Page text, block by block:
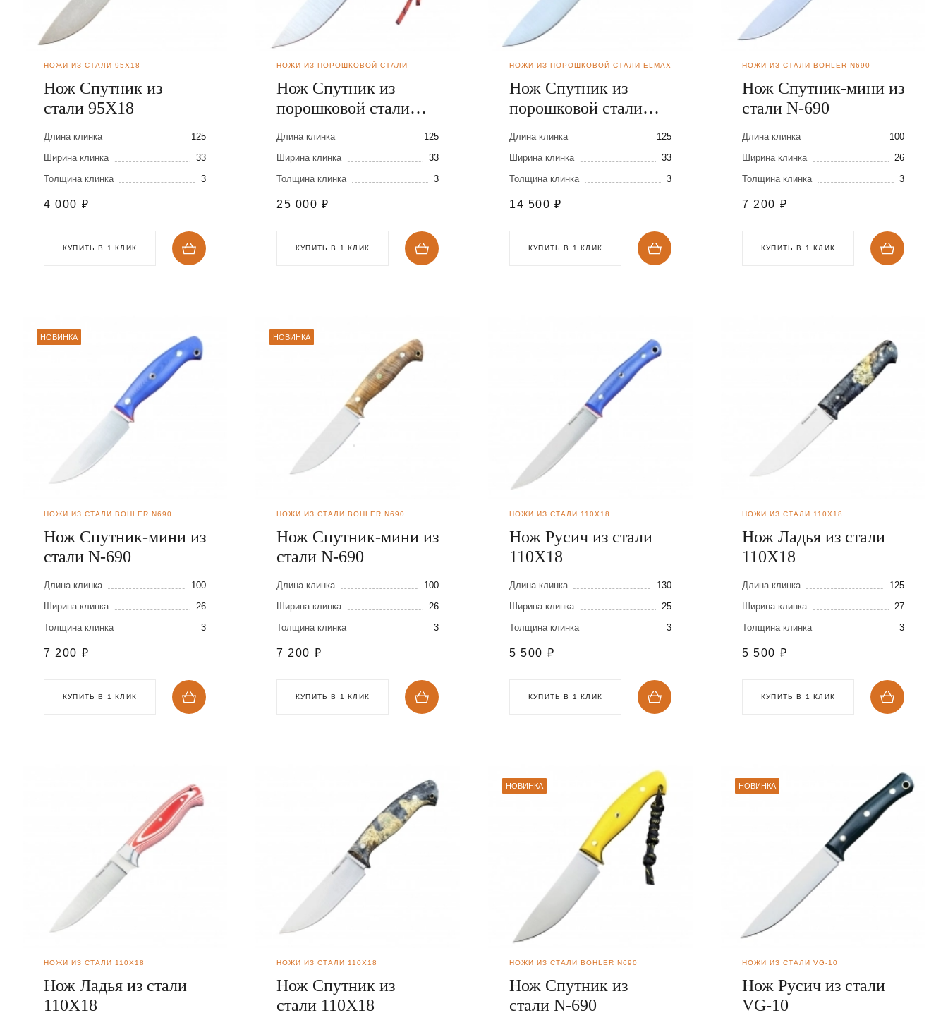
НОЖИ ИЗ СТАЛИ 95Х18
Нож Спутник из
стали 95Х18
Длина клинка
125
Ширина клинка
33
Толщина клинка
3
4 000 ₽
КУПИТЬ В 1 КЛИК
НОЖИ ИЗ ПОРОШКОВОЙ СТАЛИ
Нож Спутник из
порошковой стали
CPM MagnaCut
Длина клинка
125
Ширина клинка
33
Толщина клинка
3
25 000 ₽
КУПИТЬ В 1 КЛИК
НОЖИ ИЗ ПОРОШКОВОЙ СТАЛИ ELMAX
Нож Спутник из
порошковой стали
Elmax
Длина клинка
125
Ширина клинка
33
Толщина клинка
3
14 500 ₽
КУПИТЬ В 1 КЛИК
НОЖИ ИЗ СТАЛИ BOHLER N690
Нож Спутник-мини из
стали N-690
Длина клинка
100
Ширина клинка
26
Толщина клинка
3
7 200 ₽
КУПИТЬ В 1 КЛИК
НОВИНКА
НОЖИ ИЗ СТАЛИ BOHLER N690
Нож Спутник-мини из
стали N-690
Длина клинка
100
Ширина клинка
26
Толщина клинка
3
7 200 ₽
КУПИТЬ В 1 КЛИК
НОВИНКА
НОЖИ ИЗ СТАЛИ BOHLER N690
Нож Спутник-мини из
стали N-690
Длина клинка
100
Ширина клинка
26
Толщина клинка
3
7 200 ₽
КУПИТЬ В 1 КЛИК
НОЖИ ИЗ СТАЛИ 110Х18
Нож Русич из стали
110Х18
Длина клинка
130
Ширина клинка
25
Толщина клинка
3
5 500 ₽
КУПИТЬ В 1 КЛИК
НОЖИ ИЗ СТАЛИ 110Х18
Нож Ладья из стали
110Х18
Длина клинка
125
Ширина клинка
27
Толщина клинка
3
5 500 ₽
КУПИТЬ В 1 КЛИК
НОЖИ ИЗ СТАЛИ 110Х18
Нож Ладья из стали
110Х18
НОЖИ ИЗ СТАЛИ 110Х18
Нож Спутник из
стали 110Х18
НОВИНКА
НОЖИ ИЗ СТАЛИ BOHLER N690
Нож Спутник из
стали N-690
НОВИНКА
НОЖИ ИЗ СТАЛИ VG-10
Нож Русич из стали
VG-10